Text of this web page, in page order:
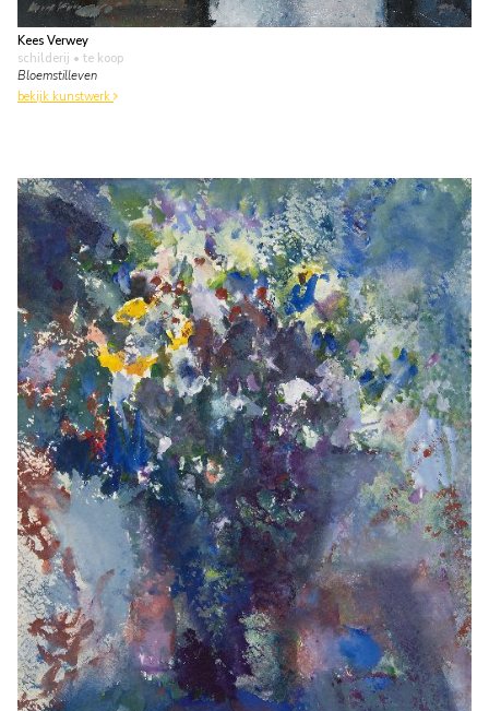
Kees Verwey
schilderij • te koop
Bloemstilleven
bekijk kunstwerk